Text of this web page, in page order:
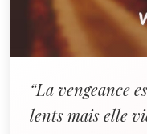
“La vengeance
lents mais elle